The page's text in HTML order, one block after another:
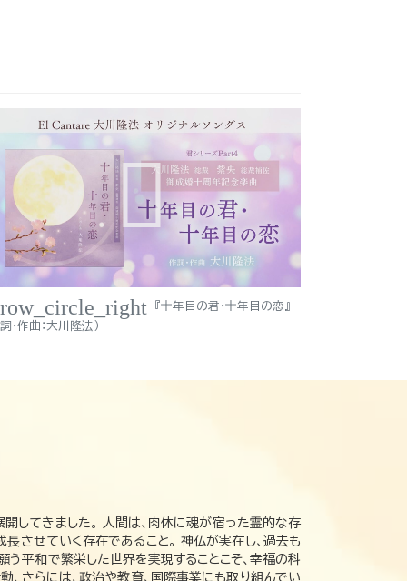
『十年目の君・十年目の恋』
詞・作曲：大川隆法）
してきました。 人間は、肉体に魂が宿った霊的な存
させていく存在であること。 神仏が実在し、過去も
う平和で繁栄した世界を実現することこそ、幸福の科
さらには、政治や教育、国際事業にも取り組んでい